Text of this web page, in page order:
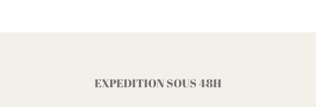
EXPEDITION SOUS 48H